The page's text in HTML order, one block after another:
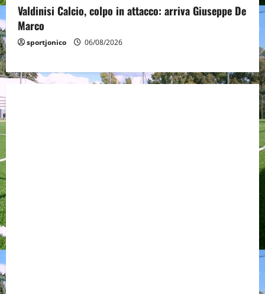
Valdinisi Calcio, colpo in attacco: arriva Giuseppe De
Marco
sportjonico 06/08/2026